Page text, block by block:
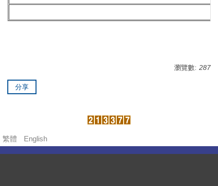
瀏覽數: 287
分享
繁體 English